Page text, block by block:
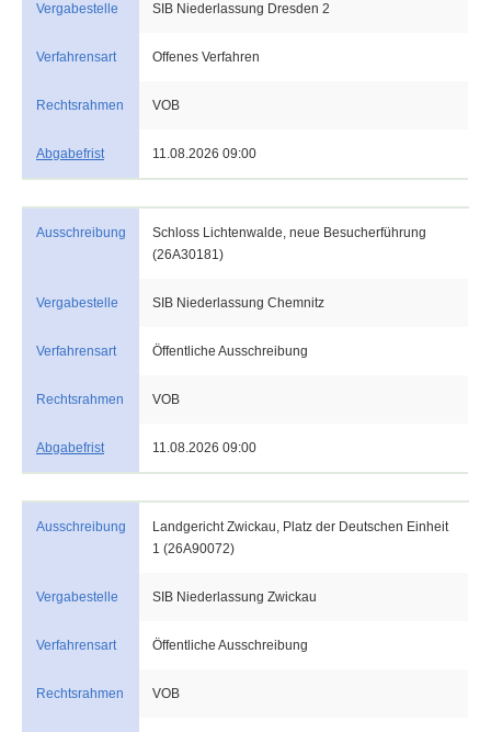
Vergabestelle SIB Niederlassung Dresden 2
Verfahrensart Offenes Verfahren
Rechtsrahmen VOB
Abgabefrist 11.08.2026 09:00
Ausschreibung
Schloss Lichtenwalde, neue Besucherführung
(26A30181)
Vergabestelle SIB Niederlassung Chemnitz
Verfahrensart Öffentliche Ausschreibung
Rechtsrahmen VOB
Abgabefrist 11.08.2026 09:00
Ausschreibung
Landgericht Zwickau, Platz der Deutschen Einheit
1 (26A90072)
Vergabestelle SIB Niederlassung Zwickau
Verfahrensart Öffentliche Ausschreibung
Rechtsrahmen VOB